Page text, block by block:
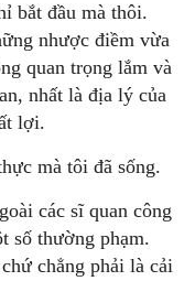
bắt đầu mà thôi.
nhược điềm vừa
quan trọng lắm và
nhất là địa lý của
lợi.
mà tôi đã sống.
các sĩ quan công
số thường phạm.
chẳng phải là cải